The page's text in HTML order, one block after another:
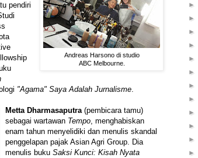
Andreas Harsono di studio
ABC Melbourne.
pendiri
"Agama" Saya Adalah Jurnalisme.
Metta Dharmasaputra(pembicara tamu)
sebagai wartawan Tempo, menghabiskan
enam tahun menyelidiki dan menulis skandal
penggelapan pajak Asian Agri Group. Dia
menulis bukuSaksi Kunci: Kisah Nyata
►
►
►
►
►
►
►
►
►
►
►
►